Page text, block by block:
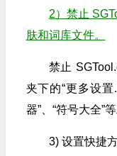
2）禁止
肤和词库文件。
禁止
夹下的“更多设置
器”、“符号大全”等
3) 设置快捷